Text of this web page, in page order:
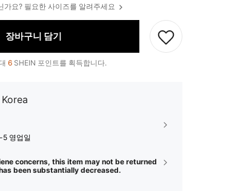
가요? 필요한 사이즈를 알려주세요
장바구니 담기
6 SHEIN 포인트를 획득합니다.
5 영업일
concerns, this item may not be returned
been substantially decreased.